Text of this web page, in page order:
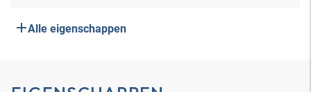
Alle eigenschappen